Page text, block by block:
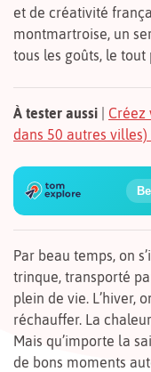
et de créativité
montmartroise, un
tous les goûts, le tout
À tester aussi
Créez
dans 50 autres
Par beau temps, on
trinque, transporté
plein de vie. L’hiver,
réchauffer. La
Mais qu’importe la
de bons moments